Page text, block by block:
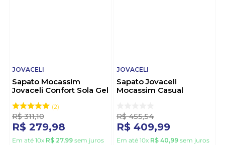
JOVACELI
Sapato Mocassim
Jovaceli Confort Sola Gel
Castanho
2
R$ 311,10
R$ 279,98
Em até 10x R$ 27,99 sem juros
JOVACELI
Sapato Jovaceli
Mocassim Casual
R$ 455,54
R$ 409,99
Em até 10x R$ 40,99 sem juros